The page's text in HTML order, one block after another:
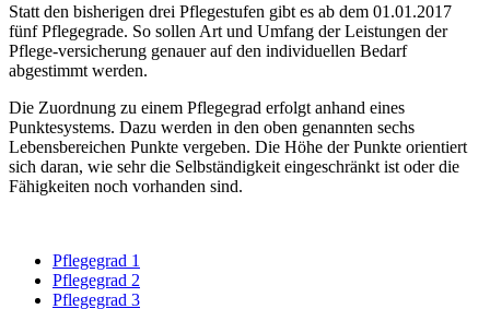
Statt den bisherigen drei Pflegestufen gibt es ab dem 01.01.2017
fünf Pflegegrade. So sollen Art und Umfang der Leistungen der
Pflege-versicherung genauer auf den individuellen Bedarf
abgestimmt werden.
Die Zuordnung zu einem Pflegegrad erfolgt anhand eines
Punktesystems. Dazu werden in den oben genannten sechs
Lebensbereichen Punkte vergeben. Die Höhe der Punkte orientiert
sich daran, wie sehr die Selbständigkeit eingeschränkt ist oder die
Fähigkeiten noch vorhanden sind.
Pflegegrad 1
Pflegegrad 2
Pflegegrad 3